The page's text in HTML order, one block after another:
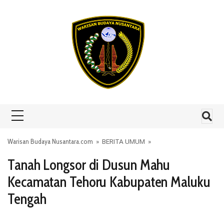
Warisan Budaya Nusantara.com » BERITA UMUM »
Tanah Longsor di Dusun Mahu
Kecamatan Tehoru Kabupaten Maluku
Tengah